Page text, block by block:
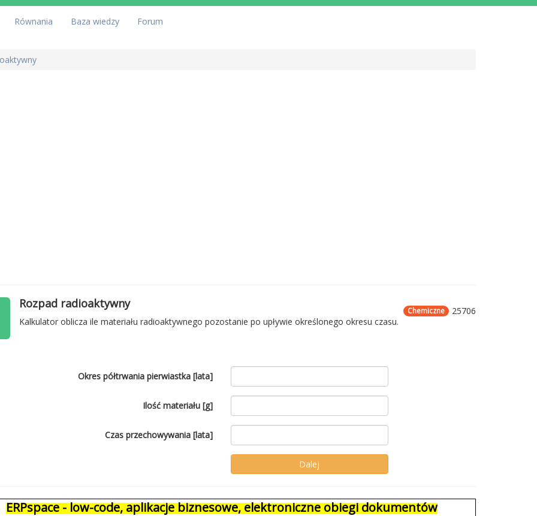
Równania Baza wiedzy Forum
25706
Chemiczne
Rozpad radioaktywny
Kalkulator oblicza ile materiału radioaktywnego pozostanie po upływie określonego okresu czasu.
Okres półtrwania pierwiastka [lata]
Ilość materiału [g]
Czas przechowywania [lata]
ERPspace - low-code, aplikacje biznesowe, elektroniczne obiegi dokumentów